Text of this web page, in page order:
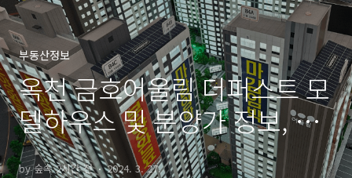
부동산정보
옥천 금호어울림 더퍼스트 모
델하우스 및 분양가 정보, 충
북 옥천역 아파트 분양
by 숲속 2시간 전 2024. 3. 27.